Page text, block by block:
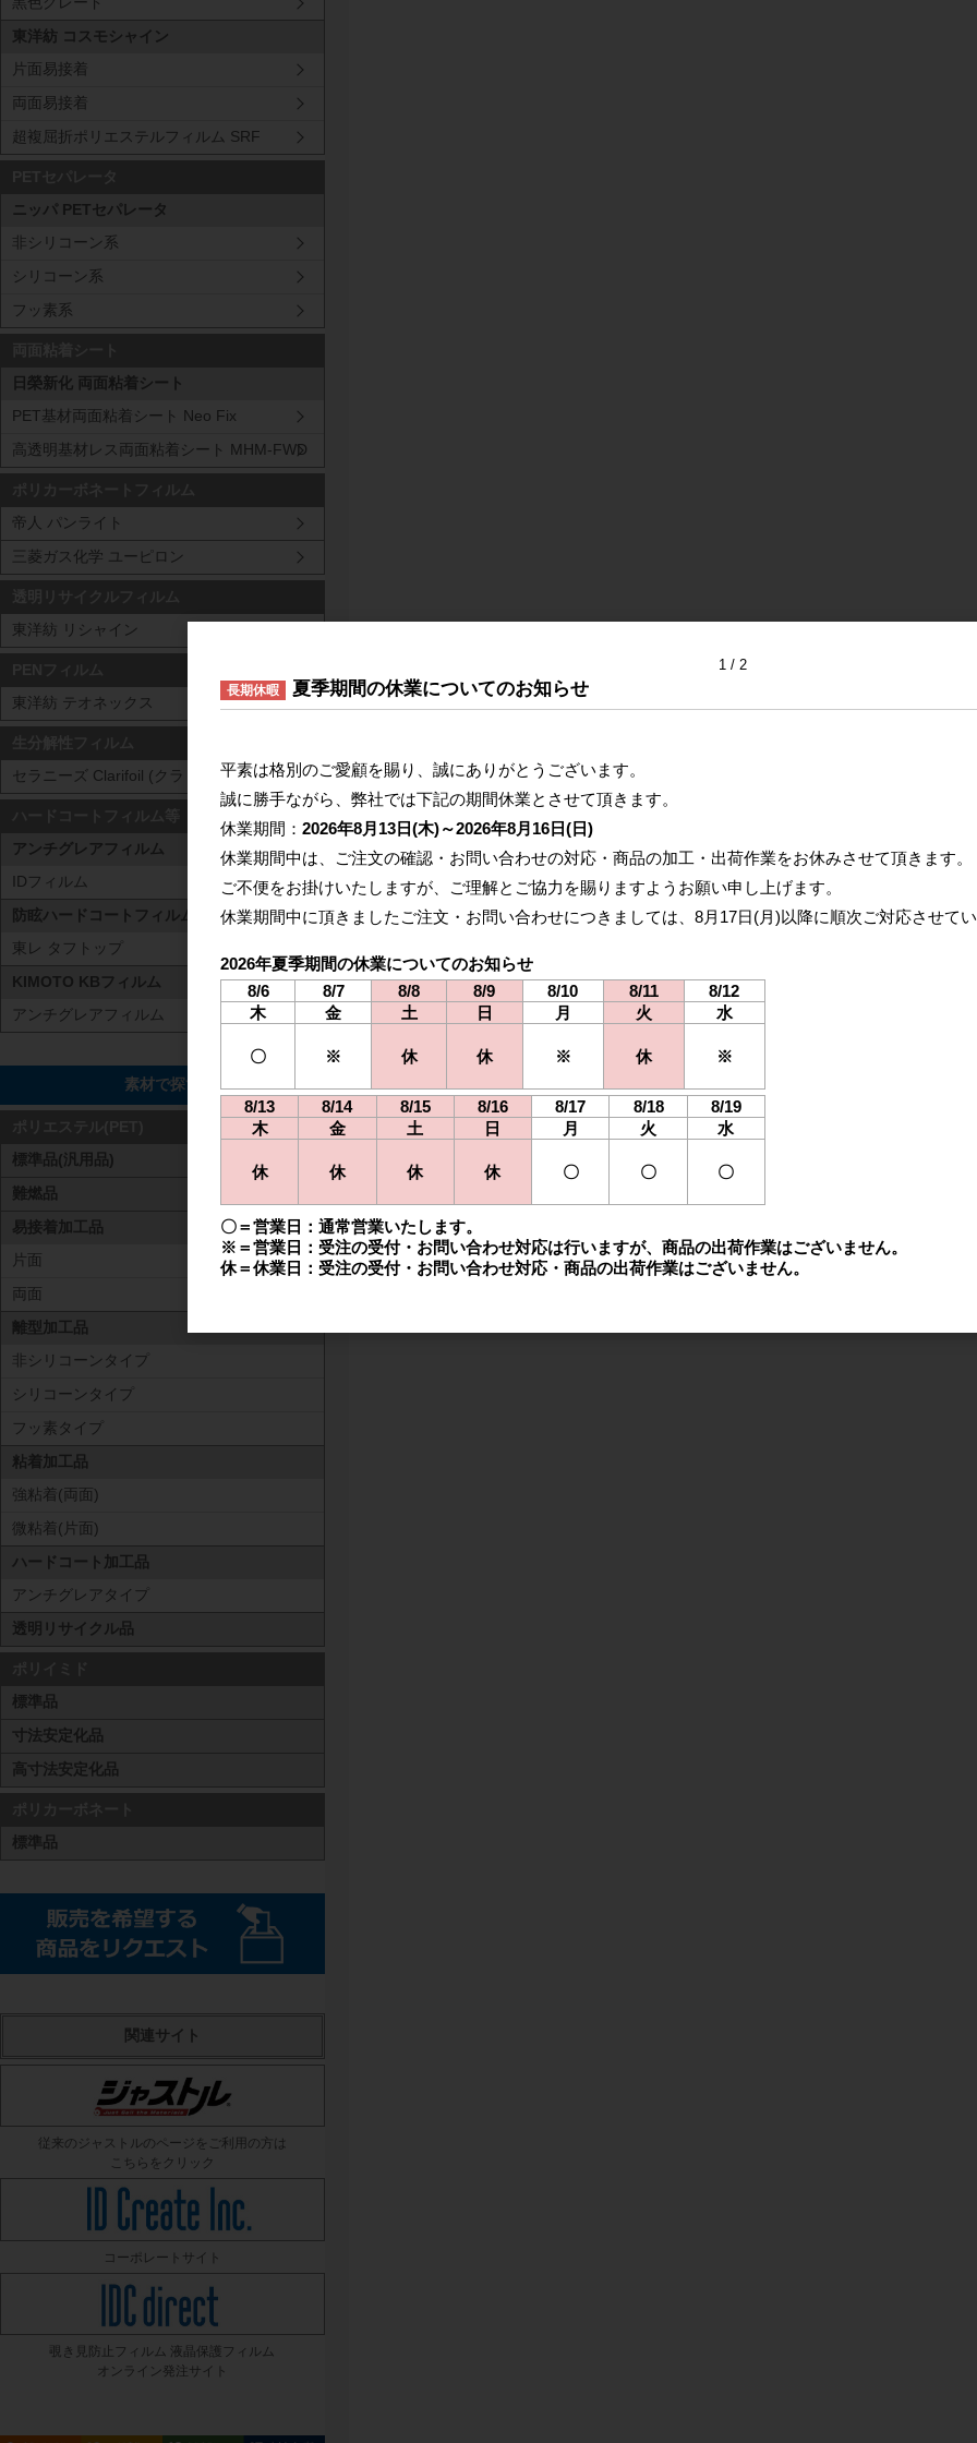
東洋紡 コスモシャイン
片面易接着
両面易接着
超複屈折ポリエステルフィルム SRF
ニッパ PETセパレータ
非シリコーン系
シリコーン系
フッ素系
日榮新化 両面粘着シート
PET基材両面粘着シート Neo Fix
高透明基材レス両面粘着シート MHM-FWD
帝人 パンライト
三菱ガス化学 ユーピロン
東洋紡 リシャイン
東洋紡 テオネックス
セラニーズ Clarifoil (クラリフォイル)
アンチグレアフィルム
IDフィルム
防眩ハードコートフィルム
東レ タフトップ
KIMOTO KBフィルム
アンチグレアフィルム
素材で探す
標準品(汎用品)
難燃品
易接着加工品
片面
両面
離型加工品
非シリコーンタイプ
シリコーンタイプ
フッ素タイプ
粘着加工品
強粘着(両面)
微粘着(片面)
ハードコート加工品
アンチグレアタイプ
透明リサイクル品
標準品
寸法安定化品
高寸法安定化品
標準品
関連サイト
従来のジャストルのページをご利用の方は
こちらをクリック
コーポレートサイト
覗き見防止フィルム 液晶保護フィルム
オンライン発注サイト
1 2
長期休暇 夏季期間の休業についてのお知らせ
平素は格別のご愛顧を賜り、誠にありがとうございます。
誠に勝手ながら、弊社では下記の期間休業とさせて頂きます。
休業期間： 2026年8月13日(木)～2026年8月16日(日)
休業期間中は、ご注文の確認・お問い合わせの対応・商品の加工・出荷作業をお休みさせて頂きます。
ご不便をお掛けいたしますが、ご理解とご協力を賜りますようお願い申し上げます。
休業期間中に頂きましたご注文・お問い合わせにつきましては、 8月17日(月)以降に順次ご対応させて
2026年夏季期間の休業についてのお知らせ
8/6
木
〇
8/7
金
※
8/8
土
休
8/9
日
休
8/10
月
※
8/11
火
休
8/12
水
※
8/13
木
休
8/14
金
休
8/15
土
休
8/16
日
休
8/17
月
〇
8/18
火
〇
8/19
水
〇
〇＝営業日：通常営業いたします。
※＝営業日：受注の受付・お問い合わせ対応は行いますが、商品の出荷作業はございません。
休＝休業日：受注の受付・お問い合わせ対応・商品の出荷作業はございません。